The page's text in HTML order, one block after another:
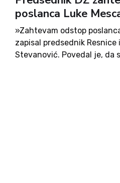
poslanca Luke
»Zahtevam odstop
zapisal predsednik
Stevanović. Povedal je, da